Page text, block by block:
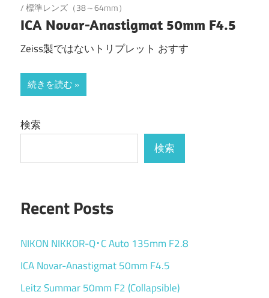
/標準レンズ（38～64mm）
ICA Novar-Anastigmat 50mm F4.5
Zeiss製ではないトリプレット おすす
続きを読む
検索
検索
Recent Posts
NIKON NIKKOR-Q･C Auto 135mm F2.8
ICA Novar-Anastigmat 50mm F4.5
Leitz Summar 50mm F2 (Collapsible)